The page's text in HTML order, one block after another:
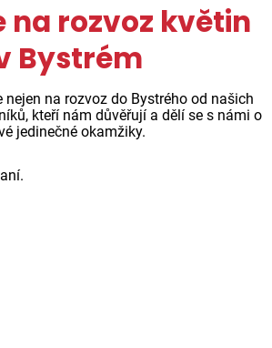
na rozvoz květin
Bystrém
nejen na rozvoz do Bystrého od našich
kteří nám důvěřují a dělí se s námi o
jedinečné okamžiky.